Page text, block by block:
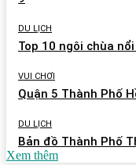
DU LỊCH
Top 10 ngôi chùa
VUI CHƠI
Quận 5 Thành Phố
DU LỊCH
Bản đồ Thành Phố
Xem thêm